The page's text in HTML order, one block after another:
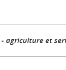
agriculture et